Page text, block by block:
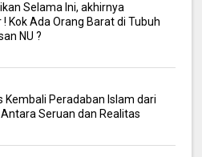
Selama Ini, akhirnya
Kok Ada Orang Barat di Tubuh
NU ?
Kembali Peradaban Islam dari
Seruan dan Realitas